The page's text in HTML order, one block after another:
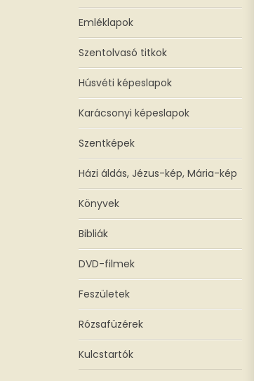
Emléklapok
Szentolvasó titkok
Húsvéti képeslapok
Karácsonyi képeslapok
Szentképek
Házi áldás, Jézus-kép, Mária-kép
Könyvek
Bibliák
DVD-filmek
Feszületek
Rózsafüzérek
Kulcstartók